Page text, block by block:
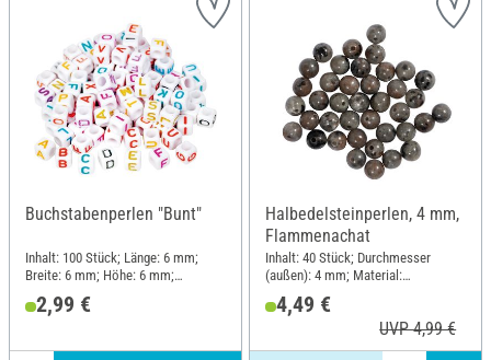
Buchstabenperlen "Bunt"
Inhalt: 100 Stück; Länge: 6 mm;
Breite: 6 mm; Höhe: 6 mm;
2,99 €
Halbedelsteinperlen, 4 mm,
Flammenachat
Inhalt: 40 Stück; Durchmesser
(außen): 4 mm; Material:
4,49 €
UVP 4,99 €